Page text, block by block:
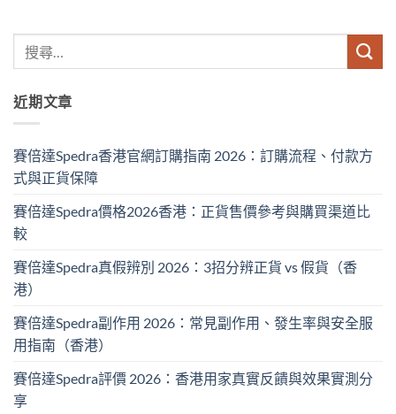
近期文章
賽倍達Spedra香港官網訂購指南 2026：訂購流程、付款方
式與正貨保障
賽倍達Spedra價格2026香港：正貨售價參考與購買渠道比
較
賽倍達Spedra真假辨別 2026：3招分辨正貨 vs 假貨（香
港）
賽倍達Spedra副作用 2026：常見副作用、發生率與安全服
用指南（香港）
賽倍達Spedra評價 2026：香港用家真實反饋與效果實測分
享